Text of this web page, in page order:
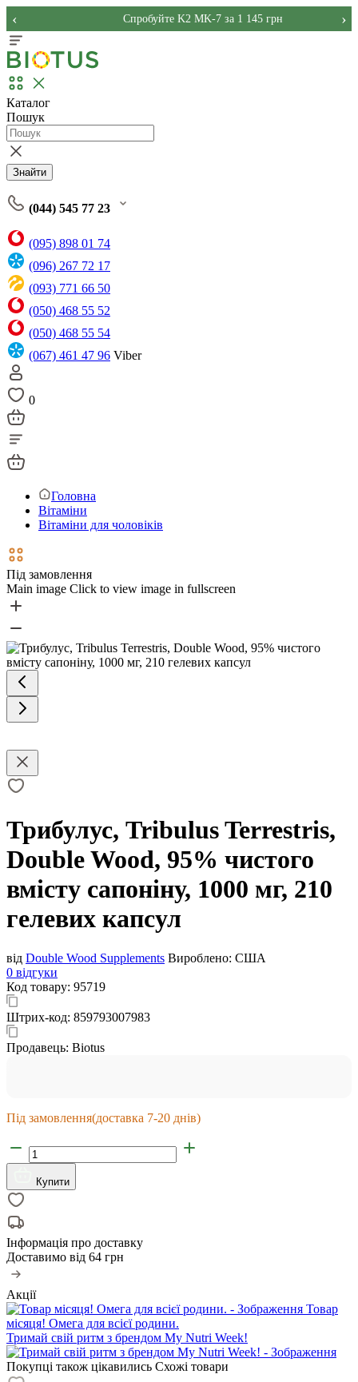
Спробуйте K2 MK-7 за 1 145 грн
‹ ›
Каталог
Пошук
Знайти
(044) 545 77 23
(095) 898 01 74
(096) 267 72 17
(093) 771 66 50
(050) 468 55 52
(050) 468 55 54
(067) 461 47 96 Viber
0
Головна
Вітаміни
Вітаміни для чоловіків
Під замовлення
Main image Click to view image in fullscreen
Трибулус, Tribulus Terrestris,
Double Wood, 95% чистого
вмісту сапоніну, 1000 мг, 210
гелевих капсул
від Double Wood Supplements Вироблено: США
0 відгуки
Код товару: 95719
Штрих-код: 859793007983
Продавець: Biotus
Під замовлення(доставка 7-20 днів)
Купити
Інформація про доставку
Доставимо від 64 грн
Акції
Товар
місяця! Омега для всієї родини.
Тримай свій ритм з брендом My Nutri Week!
Покупці також цікавились Схожі товари